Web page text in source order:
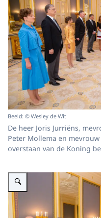
Beeld: © Wesley de Wit
De heer Joris Jurriëns,
Peter Mollema en
overstaan van de Koning
Vergroot afbeelding Koning